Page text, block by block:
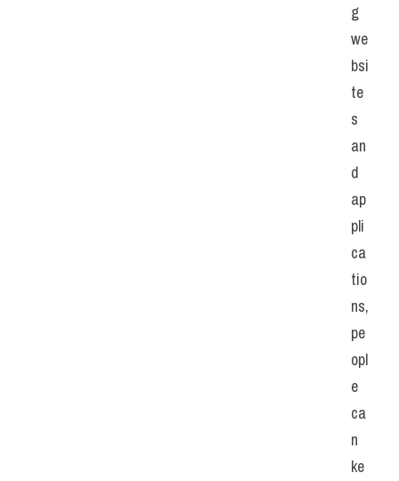
g
we
bsi
te
s
an
d
ap
pli
ca
tio
ns,
pe
opl
e
ca
n
ke